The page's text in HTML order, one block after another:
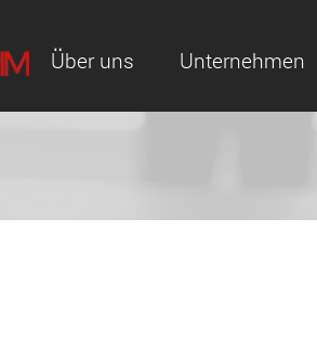
Über uns Unternehmen